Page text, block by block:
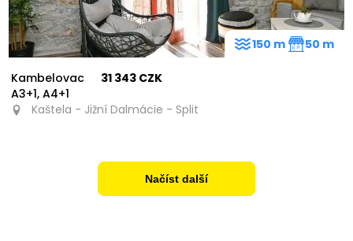
Kambelovac
A3+1, A4+1
31 343 CZK
Kaštela - Jižní Dalmácie - Split
150 m 50 m
Načíst další